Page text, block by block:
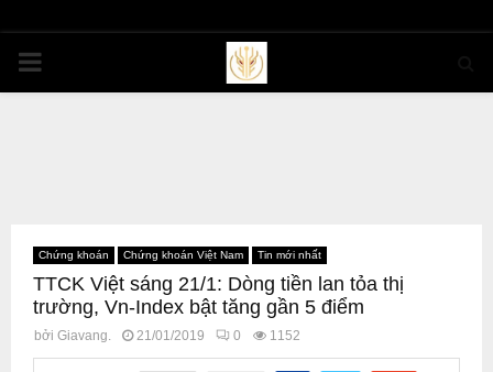
PRIMARY
Chứng khoán Chứng khoán Việt Nam Tin mới nhất
TTCK Việt sáng 21/1: Dòng tiền lan tỏa thị
trường, Vn-Index bật tăng gần 5 điểm
bởi Giavang. 21/01/2019 0 1152